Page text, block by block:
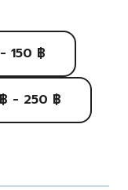
150 ฿
- 250 ฿